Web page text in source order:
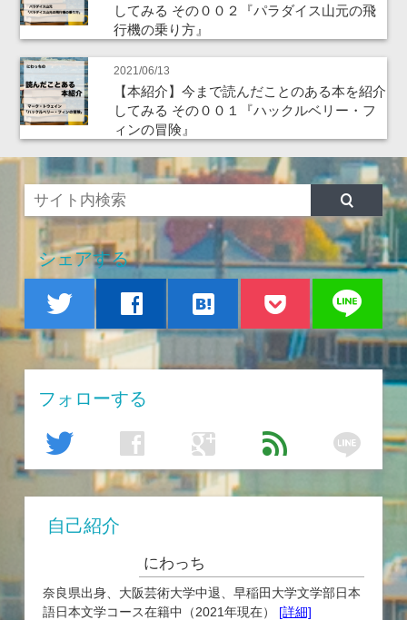
してみる その００２『パラダイス山元の飛
行機の乗り方』
2021/06/13
【本紹介】今まで読んだことのある本を紹介
してみる その００１『ハックルベリー・フ
ィンの冒険』
シェアする
twitter facebook hatenabookmark line
フォローする
twitter facebook google feed line
自己紹介
にわっち
奈良県出身、大阪芸術大学中退、早稲田大学文学部日本
語日本文学コース在籍中（2021年現在）
[詳細]